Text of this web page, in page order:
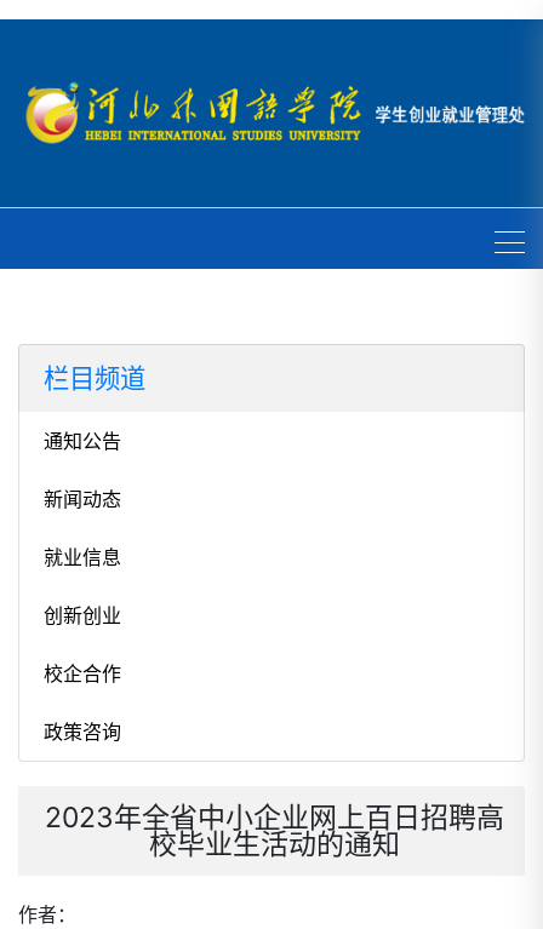
栏目频道
通知公告
新闻动态
就业信息
创新创业
校企合作
政策咨询
2023年全省中小企业网上百日招聘高
校毕业生活动的通知
作者：